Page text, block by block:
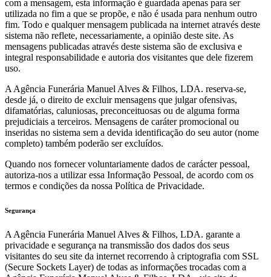
com a mensagem, esta informação é guardada apenas para ser
utilizada no fim a que se propõe, e não é usada para nenhum outro
fim. Todo e qualquer mensagem publicada na internet através deste
sistema não reflete, necessariamente, a opinião deste site. As
mensagens publicadas através deste sistema são de exclusiva e
integral responsabilidade e autoria dos visitantes que dele fizerem
uso.
A Agência Funerária Manuel Alves & Filhos, LDA. reserva-se,
desde já, o direito de excluir mensagens que julgar ofensivas,
difamatórias, caluniosas, preconceituosas ou de alguma forma
prejudiciais a terceiros. Mensagens de caráter promocional ou
inseridas no sistema sem a devida identificação do seu autor (nome
completo) também poderão ser excluídos.
Quando nos fornecer voluntariamente dados de carácter pessoal,
autoriza-nos a utilizar essa Informação Pessoal, de acordo com os
termos e condições da nossa Política de Privacidade.
Segurança
A Agência Funerária Manuel Alves & Filhos, LDA. garante a
privacidade e segurança na transmissão dos dados dos seus
visitantes do seu site da internet recorrendo à criptografia com SSL
(Secure Sockets Layer) de todas as informações trocadas com a